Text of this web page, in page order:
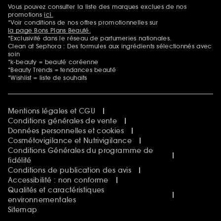
Sephora Beautiful Club
Clean at Sephora
Idées & Inspirations Beauté
Mentions additionnelles
Vous pouvez consulter la liste des marques exclues de nos
promotionsici.
*Voir conditions de nos offres promotionnelles sur
la page Bons Plans Beauté.
*Exclusivité dans le réseau de parfumeries nationales.
Clean at Sephora : Des formules aux ingrédients sélectionnés avec
soin
*k-beauty = beauté coréenne
*Beauty Trends = tendances beauté
*Wishlist = liste de souhaits
Mentions légales et CGU
Conditions générales de vente
Données personnelles et cookies
Cosmétovigilance et Nutrivigilance
Conditions Générales du programme de
fidélité
Conditions de publication des avis
Accessibilité : non conforme
Qualités et caractéristiques
environnementales
Sitemap